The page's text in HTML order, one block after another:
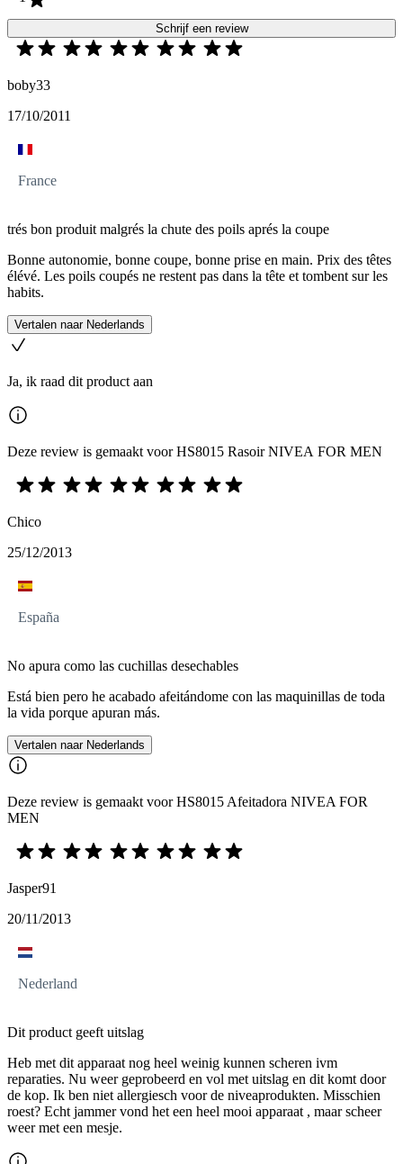
Schrijf een review
boby33
17/10/2011
France
trés bon produit malgrés la chute des poils aprés la coupe
Bonne autonomie, bonne coupe, bonne prise en main. Prix des têtes
élévé. Les poils coupés ne restent pas dans la tête et tombent sur les
habits.
Vertalen naar Nederlands
Ja, ik raad dit product aan
Deze review is gemaakt voor HS8015 Rasoir NIVEA FOR MEN
Chico
25/12/2013
España
No apura como las cuchillas desechables
Está bien pero he acabado afeitándome con las maquinillas de toda
la vida porque apuran más.
Vertalen naar Nederlands
Deze review is gemaakt voor HS8015 Afeitadora NIVEA FOR
MEN
Jasper91
20/11/2013
Nederland
Dit product geeft uitslag
Heb met dit apparaat nog heel weinig kunnen scheren ivm
reparaties. Nu weer geprobeerd en vol met uitslag en dit komt door
de kop. Ik ben niet allergiesch voor de niveaprodukten. Misschien
roest? Echt jammer vond het een heel mooi apparaat , maar scheer
weer met een mesje.